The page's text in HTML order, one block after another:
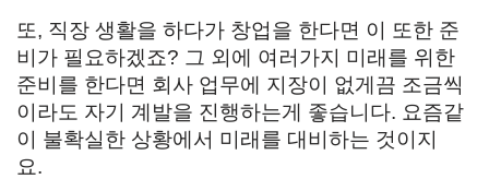
또, 직장 생활을 하다가 창업을 한다면 이 또한 준
비가 필요하겠죠? 그 외에 여러가지 미래를 위한
준비를 한다면 회사 업무에 지장이 없게끔 조금씩
이라도 자기 계발을 진행하는게 좋습니다. 요즘같
이 불확실한 상황에서 미래를 대비하는 것이지
요.